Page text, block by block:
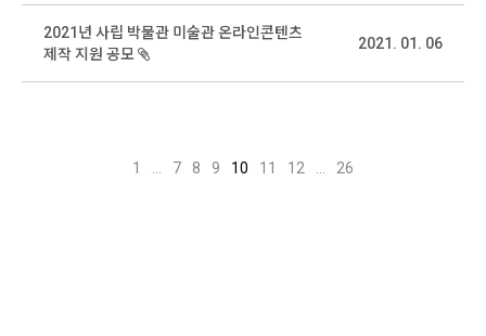
2021년 사립 박물관 미술관 온라인콘텐츠
제작 지원 공모
2021. 01. 06
1 7 8 9 10 11 12 26